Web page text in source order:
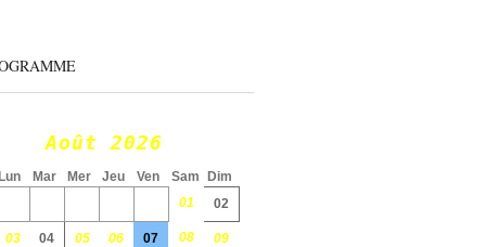
Août 2026
Mar Mer Jeu Ven Sam
Dim
01
02
03 04 05 06 07 08 09